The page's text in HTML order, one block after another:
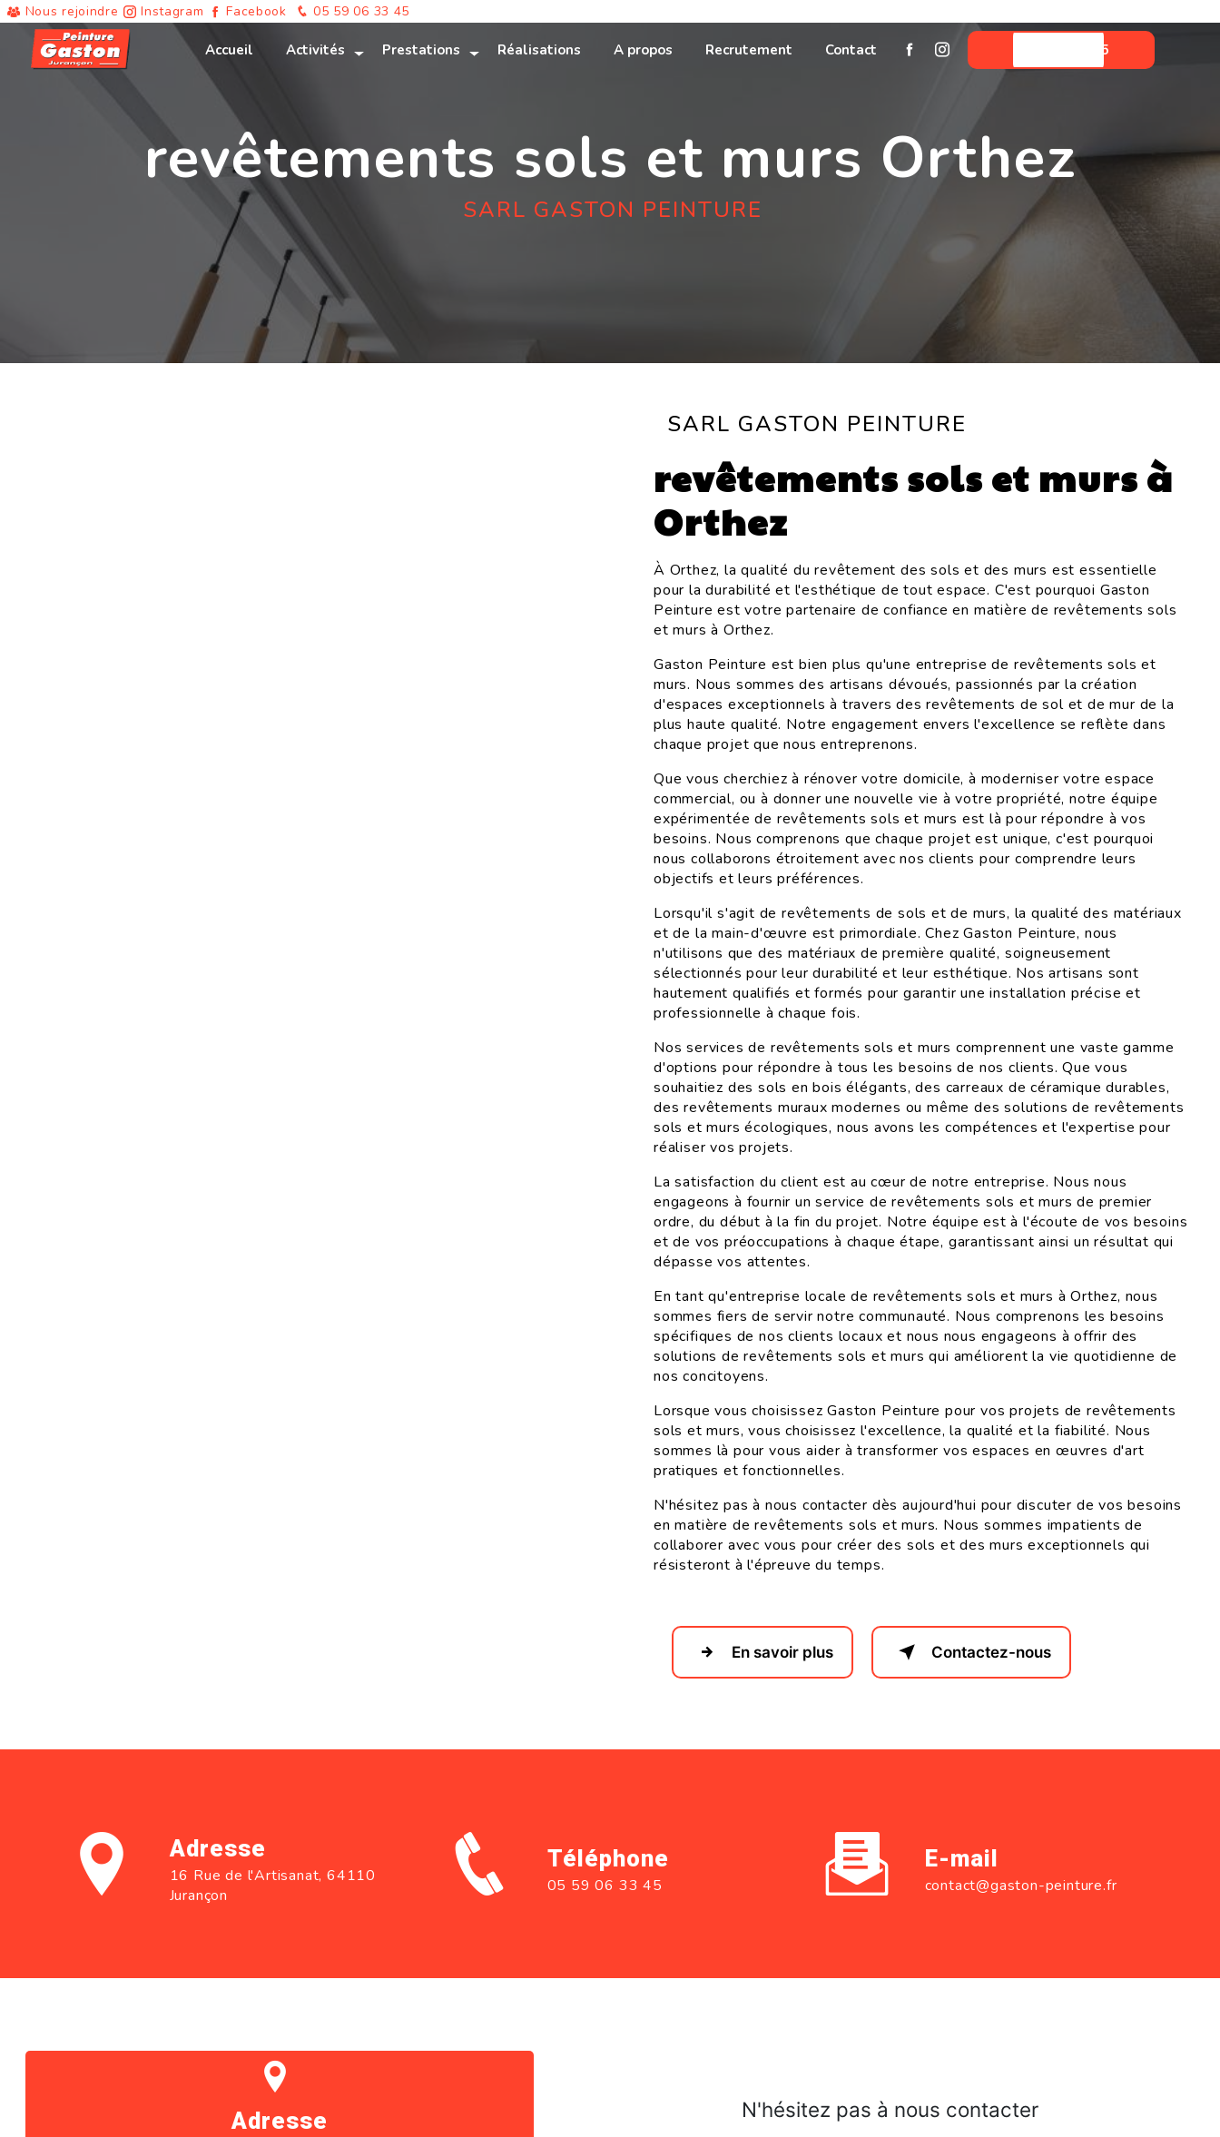
Nous rejoindre Instagram Facebook 05 59 06 33 45
Accueil Activités Prestations Réalisations A propos Recrutement Contact 05 59 06 33 45
revêtements sols et murs Orthez
SARL GASTON PEINTURE
SARL GASTON PEINTURE
revêtements sols et murs à
Orthez
À Orthez, la qualité du revêtement des sols et des murs est essentielle
pour la durabilité et l'esthétique de tout espace. C'est pourquoi Gaston
Peinture est votre partenaire de confiance en matière de revêtements sols
et murs à Orthez.
Gaston Peinture est bien plus qu'une entreprise de revêtements sols et
murs. Nous sommes des artisans dévoués, passionnés par la création
d'espaces exceptionnels à travers des revêtements de sol et de mur de la
plus haute qualité. Notre engagement envers l'excellence se reflète dans
chaque projet que nous entreprenons.
Que vous cherchiez à rénover votre domicile, à moderniser votre espace
commercial, ou à donner une nouvelle vie à votre propriété, notre équipe
expérimentée de revêtements sols et murs est là pour répondre à vos
besoins. Nous comprenons que chaque projet est unique, c'est pourquoi
nous collaborons étroitement avec nos clients pour comprendre leurs
objectifs et leurs préférences.
Lorsqu'il s'agit de revêtements de sols et de murs, la qualité des matériaux
et de la main-d'œuvre est primordiale. Chez Gaston Peinture, nous
n'utilisons que des matériaux de première qualité, soigneusement
sélectionnés pour leur durabilité et leur esthétique. Nos artisans sont
hautement qualifiés et formés pour garantir une installation précise et
professionnelle à chaque fois.
Nos services de revêtements sols et murs comprennent une vaste gamme
d'options pour répondre à tous les besoins de nos clients. Que vous
souhaitiez des sols en bois élégants, des carreaux de céramique durables,
des revêtements muraux modernes ou même des solutions de revêtements
sols et murs écologiques, nous avons les compétences et l'expertise pour
réaliser vos projets.
La satisfaction du client est au cœur de notre entreprise. Nous nous
engageons à fournir un service de revêtements sols et murs de premier
ordre, du début à la fin du projet. Notre équipe est à l'écoute de vos besoins
et de vos préoccupations à chaque étape, garantissant ainsi un résultat qui
dépasse vos attentes.
En tant qu'entreprise locale de revêtements sols et murs à Orthez, nous
sommes fiers de servir notre communauté. Nous comprenons les besoins
spécifiques de nos clients locaux et nous nous engageons à offrir des
solutions de revêtements sols et murs qui améliorent la vie quotidienne de
nos concitoyens.
Lorsque vous choisissez Gaston Peinture pour vos projets de revêtements
sols et murs, vous choisissez l'excellence, la qualité et la fiabilité. Nous
sommes là pour vous aider à transformer vos espaces en œuvres d'art
pratiques et fonctionnelles.
N'hésitez pas à nous contacter dès aujourd'hui pour discuter de vos besoins
en matière de revêtements sols et murs. Nous sommes impatients de
collaborer avec vous pour créer des sols et des murs exceptionnels qui
résisteront à l'épreuve du temps.
En savoir plus Contactez-nous
Adresse
16 Rue de l'Artisanat, 64110
Jurançon
Téléphone
05 59 06 33 45
E-mail
contact@gaston-peinture.fr
N'hésitez pas à nous contacter
Adresse
Panneau de gestion des cookies